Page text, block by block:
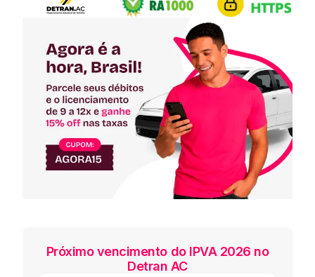
Próximo vencimento do IPVA 2026 no
Detran AC